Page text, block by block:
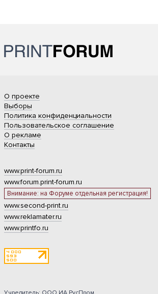
О проекте
Выборы
Политика конфиденциальности
Пользовательское соглашение
О рекламе
Контакты
www.print-forum.ru
www.forum.print-forum.ru
Внимание: на Форуме отдельная регистрация!
www.second-print.ru
www.reklamater.ru
www.printfo.ru